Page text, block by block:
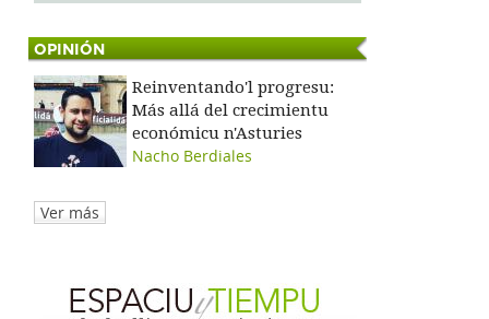
OPINIÓN
Reinventando'l progresu:
Más allá del crecimientu
económicu n'Asturies
Nacho Berdiales
Ver más